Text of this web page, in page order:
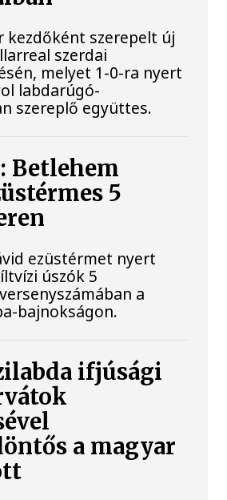
kezdőként szerepelt új
szerdai
melyet 1-0-ra nyert
labdarúgó-
szereplő együttes.
Betlehem
5
ezüstérmet nyert
úszók 5
a
bajnokságon.
ifjúsági
a magyar